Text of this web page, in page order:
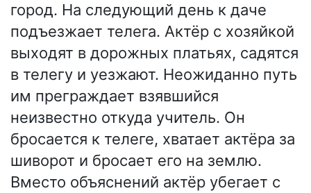
город. На следующий день к даче
подъезжает телега. Актёр с хозяйкой
выходят в дорожных платьях, садятся
в телегу и уезжают. Неожиданно путь
им преграждает взявшийся
неизвестно откуда учитель. Он
бросается к телеге, хватает актёра за
шиворот и бросает его на землю.
Вместо объяснений актёр убегает с